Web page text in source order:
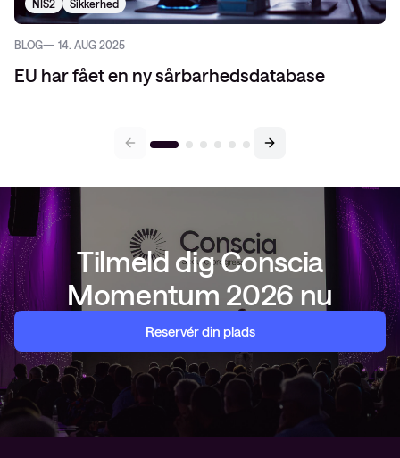
NIS2 Sikkerhed
BLOG 14. AUG 2025
EU har fået en ny sårbarhedsdatabase
Tilmeld dig Conscia
Momentum 2026 nu
Reservér din plads